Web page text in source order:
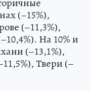
(–15%),
(–11,3%),
На 10% и
(–13,1%),
Твери (–